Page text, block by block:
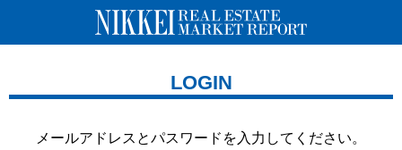
LOGIN
メールアドレスとパスワードを 入力してください。